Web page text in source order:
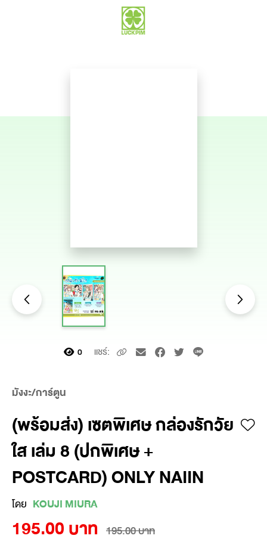
0 แชร์:
มังงะ/การ์ตูน
(พร้อมส่ง) เซตพิเศษ กล่องรักวัย
ใส เล่ม 8 (ปกพิเศษ +
POSTCARD) ONLY NAIIN
โดย KOUJI MIURA
195.00 บาท 195.00 บาท